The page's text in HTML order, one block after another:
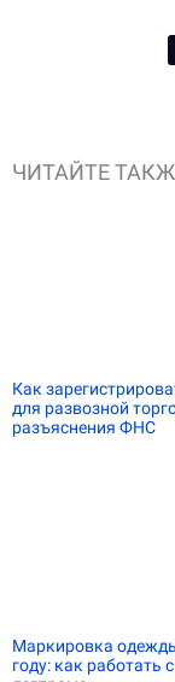
ЧИТАЙТЕ
Как
для развозной
разъяснения ФНС
Маркировка
году: как работать